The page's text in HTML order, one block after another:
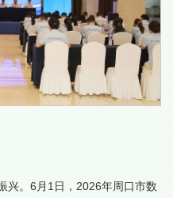
兴。6月1日，2026年周口市数